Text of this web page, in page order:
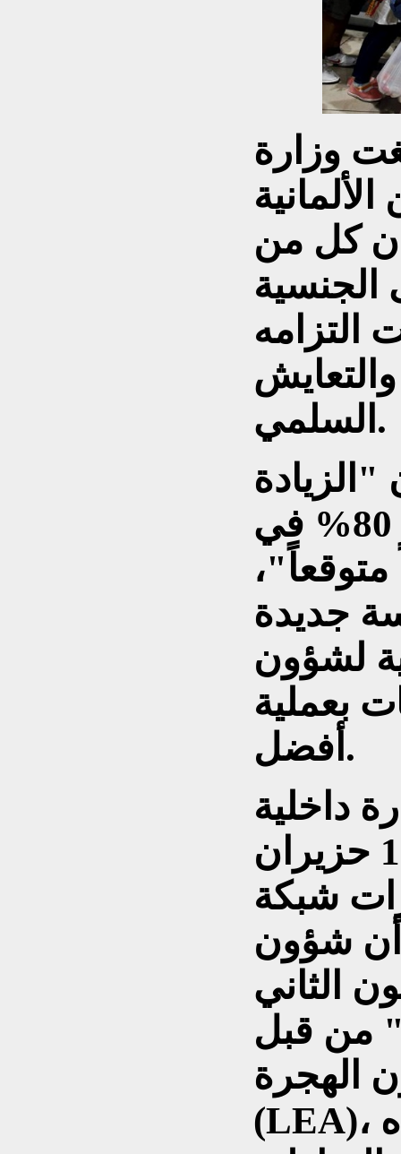
وزارة
كل من
التزامه
والتعايش
السلمي.
في منح الجنسية بنسبة 80% في
جديدة
لشؤون
بعملية
أفضل.
داخلية
ولاية برلين، يوم الجمعة 12 حزيران
شبكة
أن شؤون
منذ 1 كانون الثاني
من قبل
الهجرة
(LEA)، وبذلك تم سحب هذه